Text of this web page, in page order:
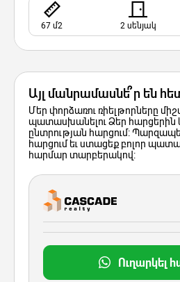
67 մ2 2 սենյակ
Այլ մանրամասնե՞ր են
Մեր փորձառու ռիելթորները
պատասխանելու Ձեր հարցերին
ընտրության հարցում:
հարցում եւ ստացեք բոլոր
հարմար տարբերակով:
Ուղարկել